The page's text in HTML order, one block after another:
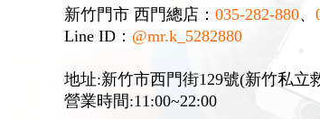
新竹門市 西門總店： 035-282-880、
Line ID： @mr.k_5282880
地址:新竹市西門街129號(新竹私立
營業時間:11:00~22:00